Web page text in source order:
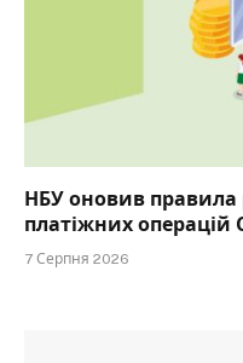
НБУ оновив правила
платіжних операцій
7 Серпня 2026